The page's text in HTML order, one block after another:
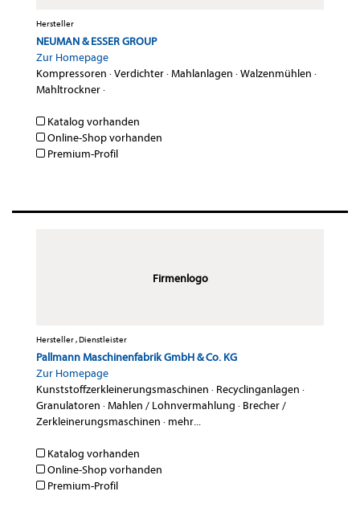
Hersteller
NEUMAN & ESSER GROUP
Zur Homepage
Kompressoren ·Verdichter·Mahlanlagen ·Walzenmühlen ·
Mahltrockner·
Katalog vorhanden
Online-Shop vorhanden
Premium-Profil
Firmenlogo
Hersteller , Dienstleister
Pallmann Maschinenfabrik GmbH & Co. KG
Zur Homepage
Kunststoffzerkleinerungsmaschinen · Recyclinganlagen ·
Granulatoren ·Mahlen / Lohnvermahlung · Brecher /
Zerkleinerungsmaschinen · mehr...
Katalog vorhanden
Online-Shop vorhanden
Premium-Profil